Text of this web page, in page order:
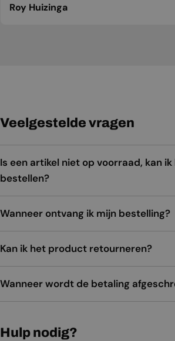
Roy Huizinga
Veelgestelde vragen
Is een artikel niet op voorraad, kan
bestellen?
Wanneer ontvang ik mijn bestelling?
Kan ik het product retourneren?
Wanneer wordt de betaling
Hulp nodig?